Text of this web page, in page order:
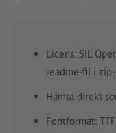
Licens: SIL
readme-fil i
Hämta direkt
Fontformat: TTF